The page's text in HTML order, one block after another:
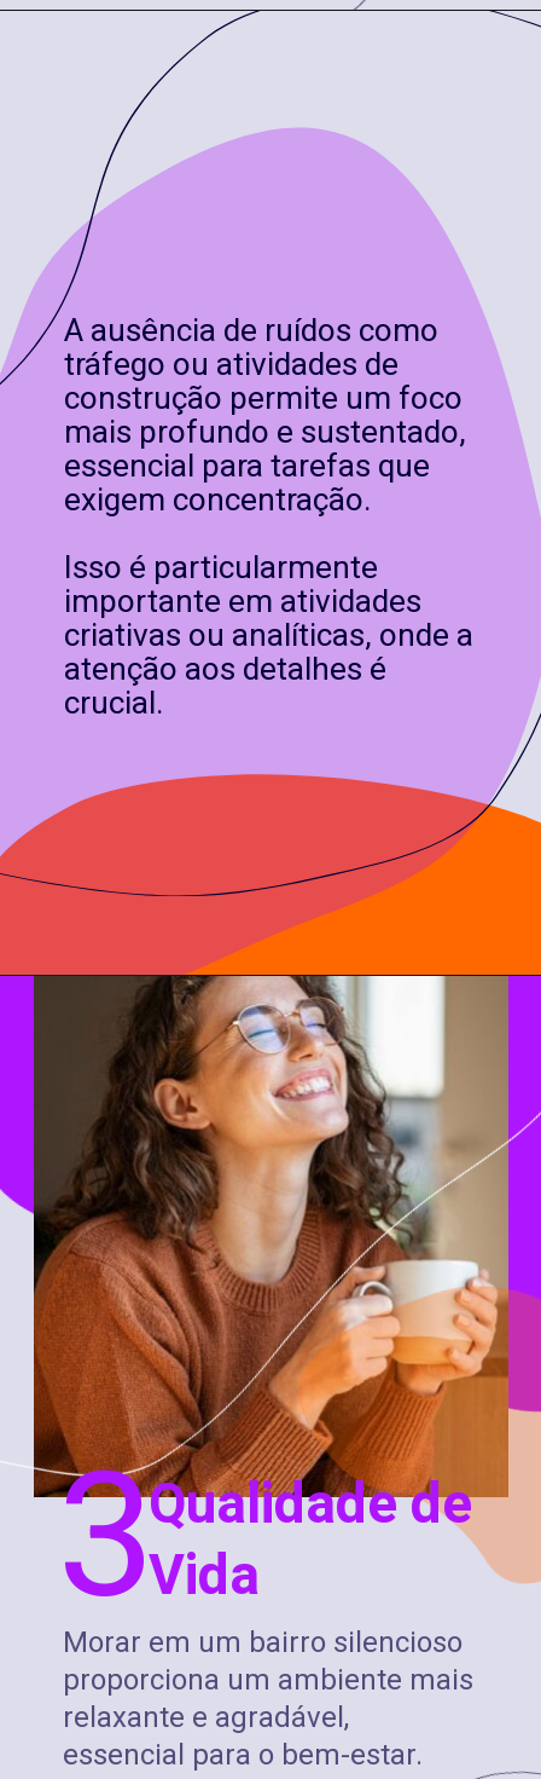
A ausência de ruídos como
tráfego ou atividades de
construção permite um foco
mais profundo e sustentado,
essencial para tarefas que
exigem concentração.
Isso é particularmente
importante em atividades
criativas ou analíticas, onde a
atenção aos detalhes é
crucial.
Morar em um bairro silencioso
proporciona um ambiente mais
relaxante e agradável,
essencial para o bem-estar.
Qualidade de
Vida
3